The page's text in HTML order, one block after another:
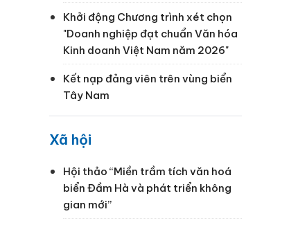
Khởi động Chương trình xét chọn
"Doanh nghiệp đạt chuẩn Văn hóa
Kinh doanh Việt Nam năm 2026"
Kết nạp đảng viên trên vùng biển
Tây Nam
Xã hội
Hội thảo “Miền trầm tích văn hoá
biển Đầm Hà và phát triển không
gian mới”